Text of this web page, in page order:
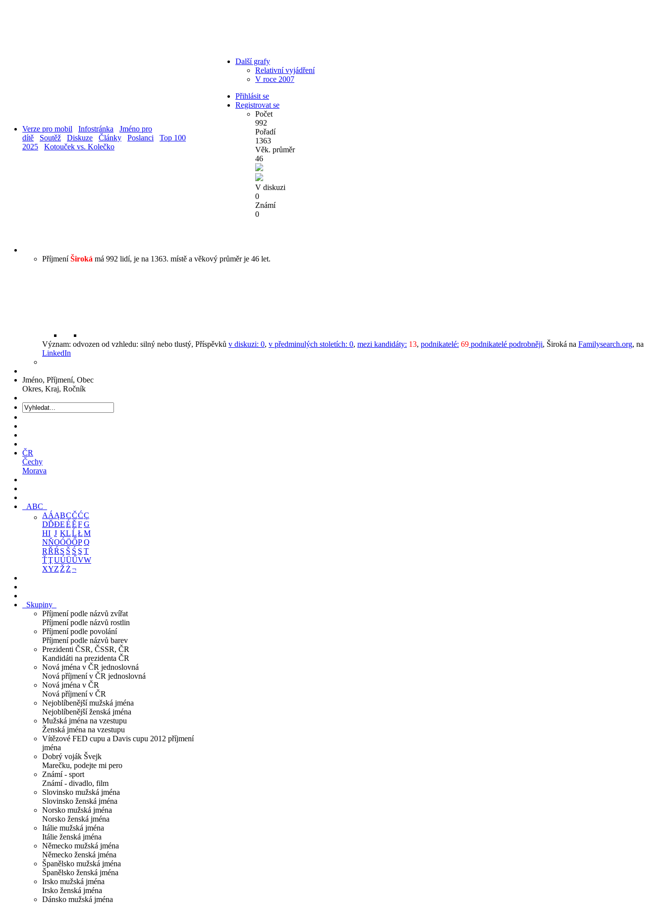
Verze pro mobil Infostránka
Jméno pro
dítě
Soutěž Diskuze Články Poslanci
Top 100
2025
Kotouček vs. Kolečko
Další grafy
Relativní vyjádření
V roce 2007
Přihlásit se
Registrovat se
Počet
992
Pořadí
1363
Věk. průměr
46
V diskuzi
0
Známí
0
PříjmeníŠiroká má 992 lidí, je na 1363. místě a věkový průměr je 46 let.
Význam: odvozen od vzhledu: silný nebo tlustý, Příspěvků v diskuzi: 0, v předminulých stoletích: 0, mezi kandidáty: 13, podnikatelé: 69 podnikatelé podrobněji, Široká na Familysearch.org, na
LinkedIn
Jméno, Příjmení, Obec
Okres, Kraj, Ročník
ČR
Čechy
Morava
ABC
AÁĄBCČĆÇ
DĎĐEÉĚFG
HI J KLĹŁM
NŇOÓÖŐPQ
RŘŔ S Š Ś Ş T
ŤŢUÚÜŰVW
XYZ Ž Ż¬
Skupiny
Příjmení podle názvů zvířat
Příjmení podle názvů rostlin
Příjmení podle povolání
Příjmení podle názvů barev
Prezidenti ČSR, ČSSR, ČR
Kandidáti na prezidenta ČR
Nová jména v ČR jednoslovná
Nová příjmení v ČR jednoslovná
Nová jména v ČR
Nová příjmení v ČR
Nejoblíbenější mužská jména
Nejoblíbenější ženská jména
Mužská jména na vzestupu
Ženská jména na vzestupu
Vítězové FED cupu a Davis cupu 2012 příjmení
jména
Dobrý voják Švejk
Marečku, podejte mi pero
Známí - sport
Známí - divadlo, film
Slovinsko mužská jména
Slovinsko ženská jména
Norsko mužská jména
Norsko ženská jména
Itálie mužská jména
Itálie ženská jména
Německo mužská jména
Německo ženská jména
Španělsko mužská jména
Španělsko ženská jména
Irsko mužská jména
Irsko ženská jména
Dánsko mužská jména